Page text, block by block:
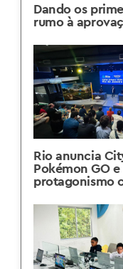
Dando os
rumo à
Rio anuncia
Pokémon GO
protagonismo